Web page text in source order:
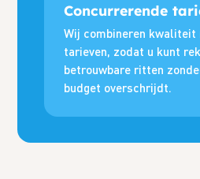
Concurrerende
Wij combineren kwaliteit
tarieven, zodat u kunt
betrouwbare ritten
budget overschrijdt.